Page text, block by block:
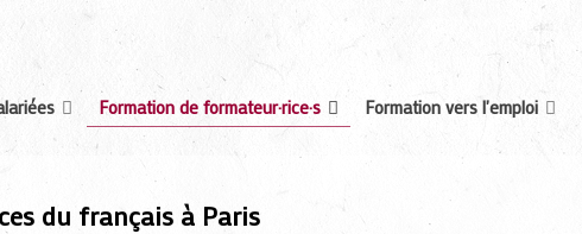
Formation de formateur·rice·s Formation vers l'emploi
du français à Paris